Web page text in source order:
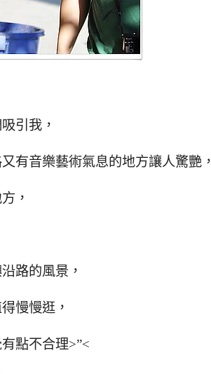
引我，
有音樂藝術氣息的地方讓人驚艷，
，
路的風景，
慢慢逛，
點不合理>”<